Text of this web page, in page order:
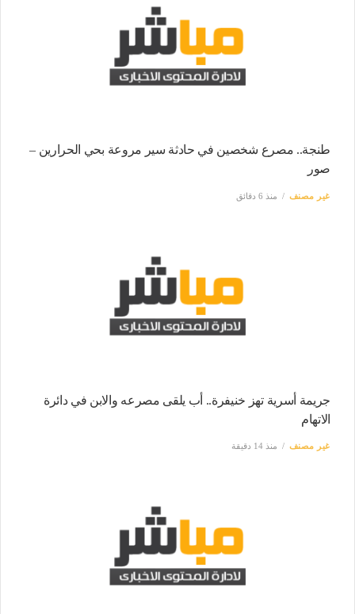
طنجة.. مصرع شخصين في حادثة سير مروعة بحي الحرارين –
صور
غير مصنف منذ 6 دقائق
جريمة أسرية تهز خنيفرة.. أب يلقى مصرعه والابن في دائرة
الاتهام
غير مصنف منذ 14 دقيقة